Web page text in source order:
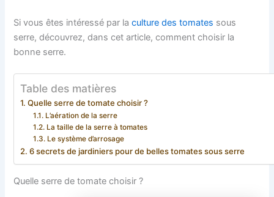
Si vous êtes intéressé par laculture des tomates sous
serre, découvrez, dans cet article, comment choisir la
bonne serre.
Table des matières
Quelle serre de tomate choisir ?
L’aération de la serre
La taille de la serre à tomates
Le système d’arrosage
6 secrets de jardiniers pour de belles tomates sous serre
Quelle serre de tomate choisir ?